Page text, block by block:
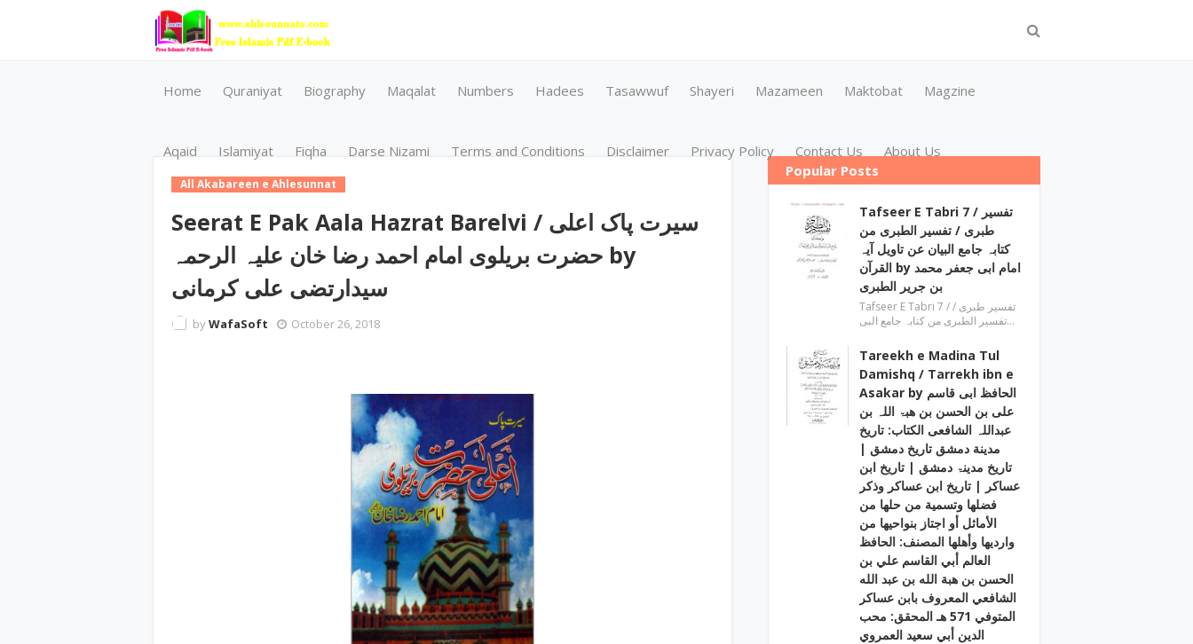
Home Quraniyat Biography Maqalat Numbers Hadees Tasawwuf Shayeri Mazameen Maktobat Magzine
Aqaid Islamiyat Fiqha Darse Nizami Terms and Conditions Disclaimer Privacy Policy Contact Us About Us
All Akabareen e Ahlesunnat
Seerat E Pak Aala Hazrat Barelvi / سیرت پاک اعلی
حضرت بریلوی امام احمد رضا خان علیہ الرحمہ by
سیدارتضی علی کرمانی
byWafaSoft October 26, 2018
Popular Posts
Tafseer E Tabri 7 / تفسیر
طبری / تفسیر الطبری من
کتابہ جامع البیان عن تاویل آیہ
القرآن by امام ابی جعفر محمد
بن جریر الطبری
Tafseer E Tabri 7 / تفسیر طبری /
تفسیر الطبری من کتابہ جامع البی…
Tareekh e Madina Tul
Damishq / Tarrekh ibn e
Asakar by الحافظ ابی قاسم
علی بن الحسن بن ھبۃ اللہ بن
عبداللہ الشافعی الكتاب: تاريخ
مدينة دمشق تاريخ دمشق |
تاریخ مدینۃ دمشق | تاریخ ابن
عساکر | تاريخ ابن عساكر وذكر
فضلها وتسمية من حلها من
الأماثل أو اجتاز بنواحيها من
وارديها وأهلها المصنف: الحافظ
العالم أبي القاسم علي بن
الحسن بن هبة الله بن عبد الله
الشافعي المعروف بابن عساكر
المتوفي 571 هـ المحقق: محب
الدين أبي سعيد العمروي